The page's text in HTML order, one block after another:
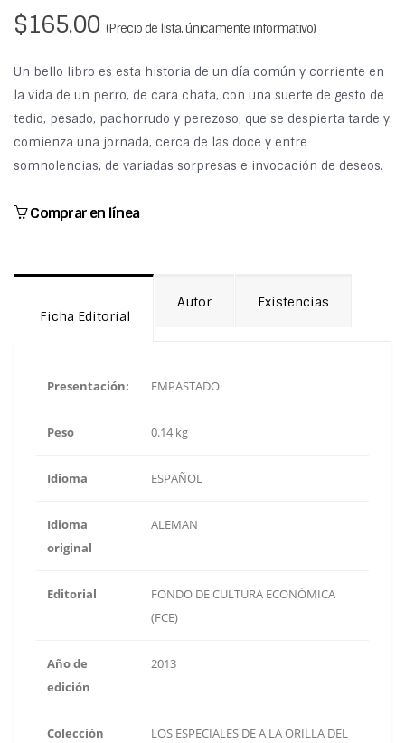
$165.00 (Precio de lista, únicamente informativo)
Un bello libro es esta historia de un día común y corriente en
la vida de un perro, de cara chata, con una suerte de gesto de
tedio, pesado, pachorrudo y perezoso, que se despierta tarde y
comienza una jornada, cerca de las doce y entre
somnolencias, de variadas sorpresas e invocación de deseos.
Comprar en línea
Ficha Editorial
Autor Existencias
Presentación: EMPASTADO
Peso 0.14 kg
Idioma ESPAÑOL
Idioma
original
ALEMAN
Editorial
FONDO DE CULTURA ECONÓMICA
(FCE)
Año de
edición
2013
Colección
LOS ESPECIALES DE A LA ORILLA DEL